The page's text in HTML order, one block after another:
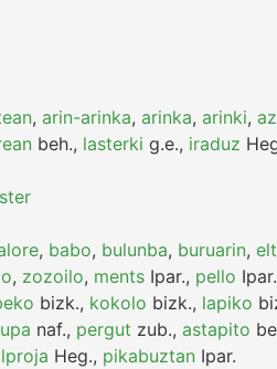
, arin-arinka, arinka, arinki,
beh., lasterki g.e., iraduz
, babo, bulunba, buruarin,
, zozoilo, ments Ipar., pello Ipar.
bizk., kokolo bizk., lapiko
naf., pergut zub., astapito
Heg., pikabuztan Ipar.